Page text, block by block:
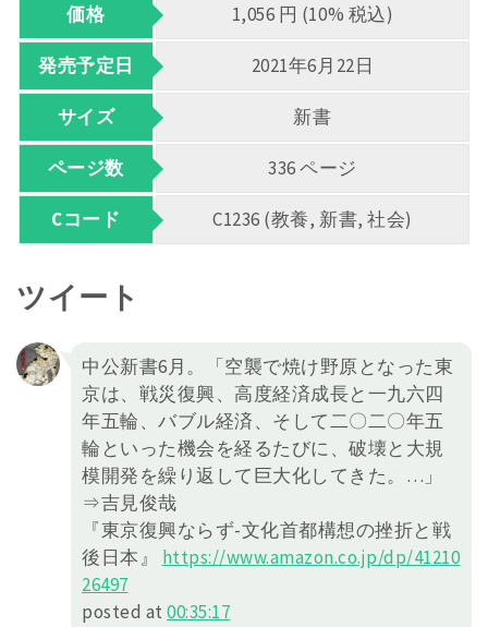
価格 1,056 円 (10% 税込)
発売予定日 2021年6月22日
サイズ 新書
ページ数 336 ページ
Cコード C1236 (教養, 新書, 社会)
ツイート
中公新書6月。「空襲で焼け野原となった東
京は、戦災復興、高度経済成長と一九六四
年五輪、バブル経済、そして二〇二〇年五
輪といった機会を経るたびに、破壊と大規
模開発を繰り返して巨大化してきた。…」
⇒吉見俊哉
『東京復興ならず-文化首都構想の挫折と戦
後日本』 https://www.amazon.co.jp/dp/41210
26497
posted at00:35:17